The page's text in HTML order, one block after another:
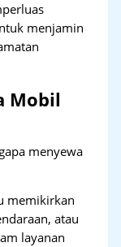
menjamin
Mobil
menyewa
memikirkan
atau
layanan